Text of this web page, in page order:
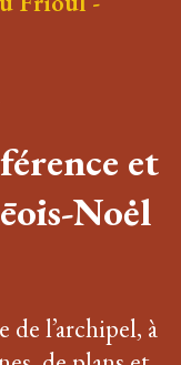
et
Noėl
l’archipel, à